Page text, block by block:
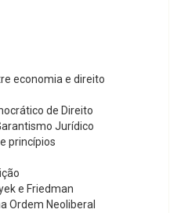
economia e direito
de Direito
Jurídico
princípios
e Friedman
Ordem Neoliberal